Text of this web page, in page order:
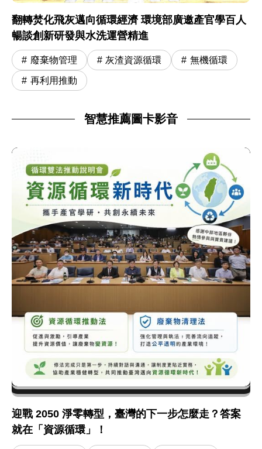
翻轉焚化飛灰邁向循環經濟 環境部廣邀產官學百人
暢談創新研發與水洗運營精進
廢棄物管理 灰渣資源循環 無機循環
再利用推動
智慧推薦圖卡影音
迎戰 2050 淨零轉型，臺灣的下一步怎麼走？答案
就在「資源循環」！